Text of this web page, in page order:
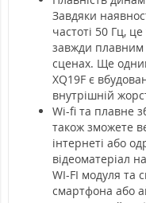
Завдяки
частоті 50 Гц,
завжди плавним
сценах. Ще
XQ19F є
внутрішній
Wi-fi та плавне
також зможете
інтернеті або
відеоматеріал
WI-FI модуля та
смартфона або